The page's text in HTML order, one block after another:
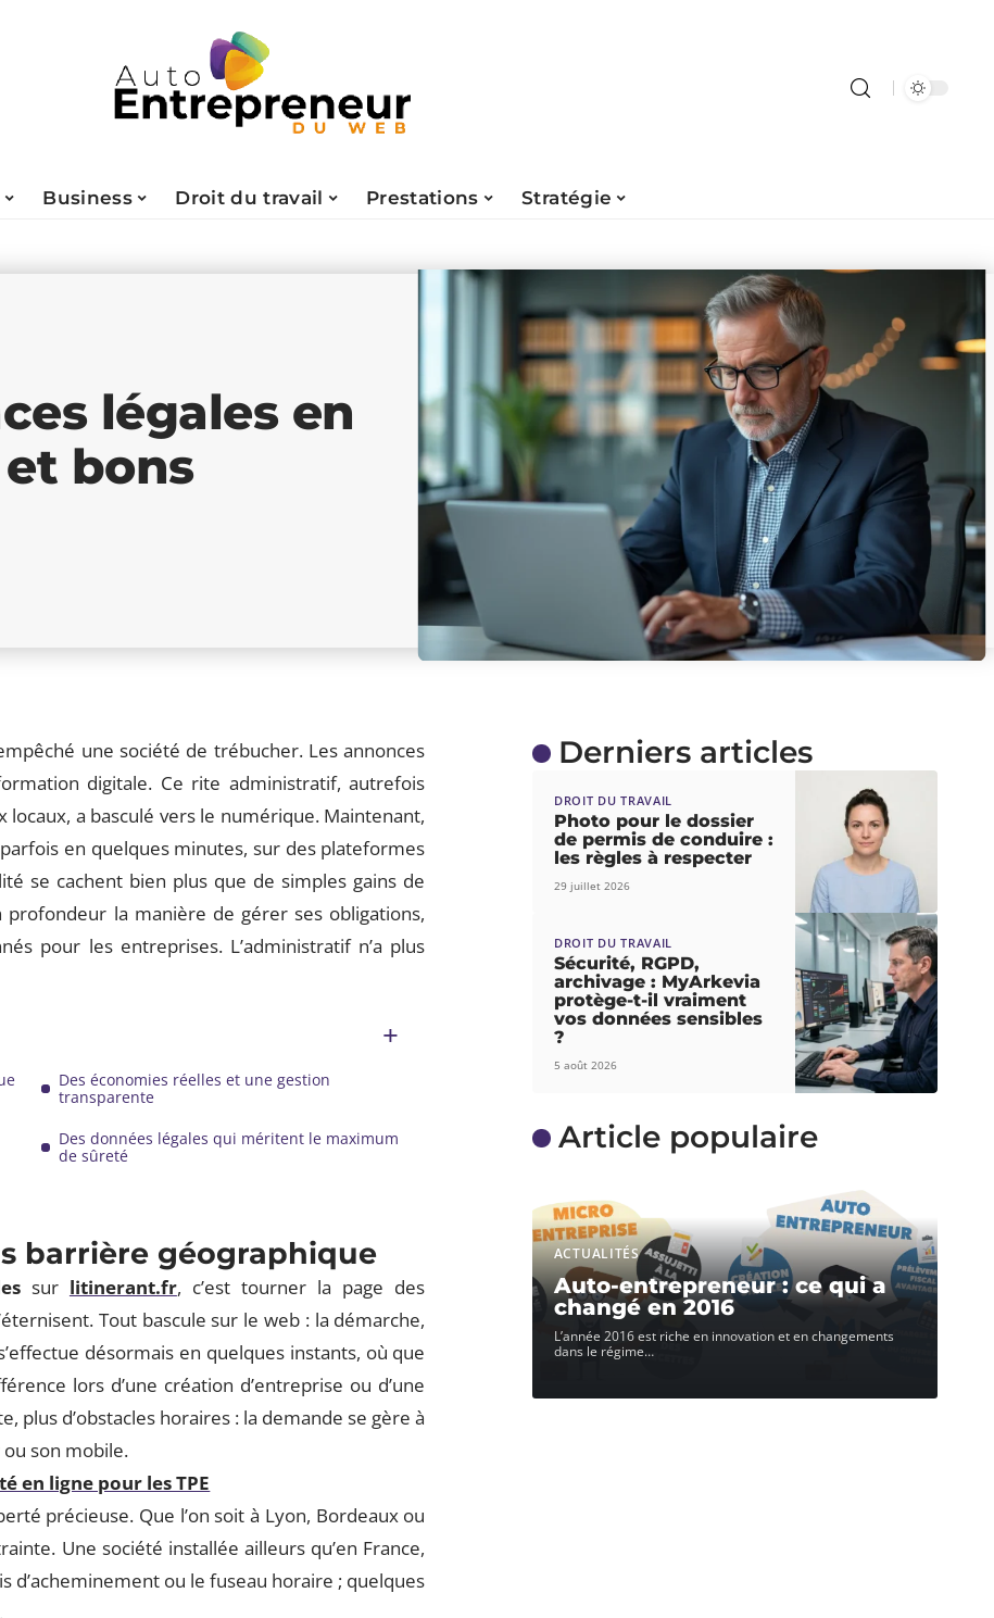
Business Droit du travail Prestations Stratégie
légales en
bons
une société de trébucher. Les annonces
digitale. Ce rite administratif, autrefois
a basculé vers le numérique. Maintenant,
en quelques minutes, sur des plateformes
se cachent bien plus que de simples gains de
la manière de gérer ses obligations,
pour les entreprises. L’administratif n’a plus
Des économies réelles et une gestion
transparente
Des données légales qui méritent le maximum
de sûreté
barrière géographique
sur litinerant.fr, c’est tourner la page des
Tout bascule sur le web : la démarche,
désormais en quelques instants, où que
lors d’une création d’entreprise ou d’une
plus d’obstacles horaires : la demande se gère à
son mobile.
en ligne pour les TPE
précieuse. Que l’on soit à Lyon, Bordeaux ou
Une société installée ailleurs qu’en France,
d’acheminement ou le fuseau horaire ; quelques
Derniers articles
DROIT DU TRAVAIL
Photo pour le dossier
de permis de conduire :
les règles à respecter
29 juillet 2026
DROIT DU TRAVAIL
Sécurité, RGPD,
archivage : MyArkevia
protège-t-il vraiment
vos données sensibles
?
5 août 2026
Article populaire
ACTUALITÉS
Auto-entrepreneur : ce qui a
changé en 2016
L’année 2016 est riche en innovation et en changements
dans le régime…